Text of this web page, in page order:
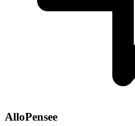
AlloPensee